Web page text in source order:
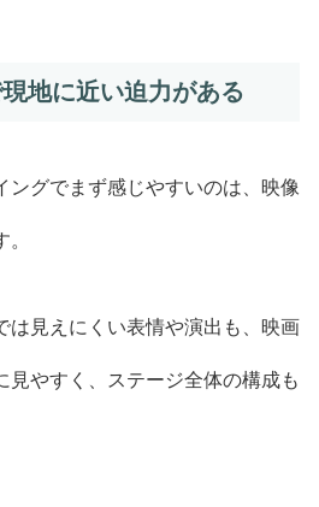
地に近い迫力がある
ングでまず感じやすいのは、映像
は見えにくい表情や演出も、映画
見やすく、ステージ全体の構成も